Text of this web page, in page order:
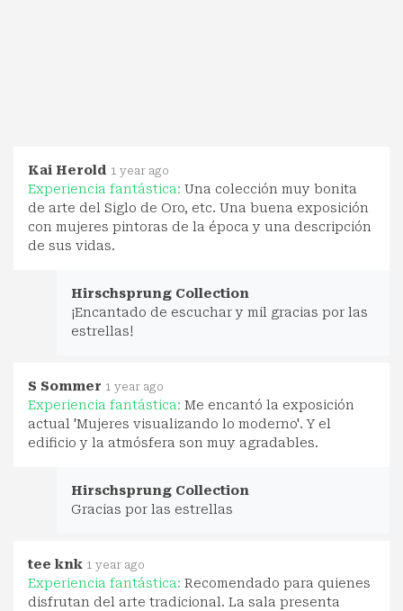
Kai Herold 1 year ago
Experiencia fantástica: Una colección muy bonita
de arte del Siglo de Oro, etc. Una buena exposición
con mujeres pintoras de la época y una descripción
de sus vidas.
Hirschsprung Collection
¡Encantado de escuchar y mil gracias por las
estrellas!
S Sommer 1 year ago
Experiencia fantástica: Me encantó la exposición
actual 'Mujeres visualizando lo moderno'. Y el
edificio y la atmósfera son muy agradables.
Hirschsprung Collection
Gracias por las estrellas
tee knk 1 year ago
Experiencia fantástica: Recomendado para quienes
disfrutan del arte tradicional. La sala presenta